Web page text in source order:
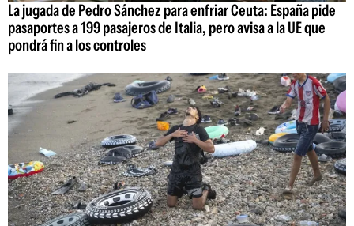
La jugada de Pedro Sánchez para enfriar Ceuta: España pide
pasaportes a 199 pasajeros de Italia, pero avisa a la UE que
pondrá fin a los controles